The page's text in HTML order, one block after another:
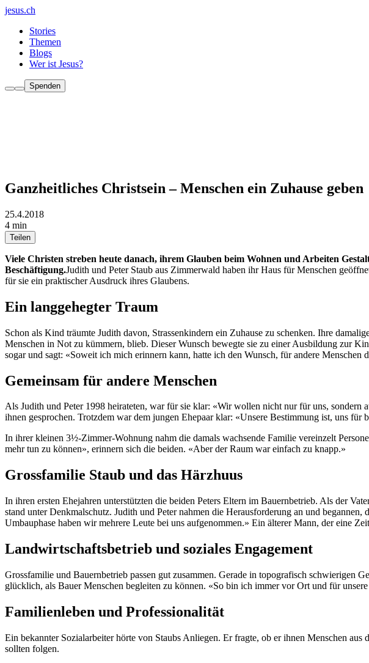
jesus.ch
Stories
Themen
Blogs
Wer ist Jesus?
Spenden
Ganzheitliches Christsein – Menschen ein Zuhause geben
25.4.2018
4 min
Teilen
Viele Christen streben heute danach, ihrem Glauben beim Wohnen und Arbeiten
Beschäftigung.Judith und Peter Staub aus Zimmerwald haben ihr Haus für Menschen
für sie ein praktischer Ausdruck ihres Glaubens.
Ein langgehegter Traum
Schon als Kind träumte Judith davon, Strassenkindern ein Zuhause zu schenken. Ihre
Menschen in Not zu kümmern, blieb. Dieser Wunsch bewegte sie zu einer Ausbildung zur
sogar und sagt: «Soweit ich mich erinnern kann, hatte ich den Wunsch, für andere Menschen
Gemeinsam für andere Menschen
Als Judith und Peter 1998 heirateten, war für sie klar: «Wir wollen nicht nur für uns, sondern
ihnen gesprochen. Trotzdem war dem jungen Ehepaar klar: «Unsere Bestimmung ist, uns für
In ihrer kleinen 3½-Zimmer-Wohnung nahm die damals wachsende Familie vereinzelt
mehr tun zu können», erinnern sich die beiden. «Aber der Raum war einfach zu knapp.»
Grossfamilie Staub und das Härzhuus
In ihren ersten Ehejahren unterstützten die beiden Peters Eltern im Bauernbetrieb. Als der
stand unter Denkmalschutz. Judith und Peter nahmen die Herausforderung an und
Umbauphase haben wir mehrere Leute bei uns aufgenommen.» Ein älterer Mann, der eine
Landwirtschaftsbetrieb und soziales Engagement
Grossfamilie und Bauernbetrieb passen gut zusammen. Gerade in topografisch schwierigen
glücklich, als Bauer Menschen begleiten zu können. «So bin ich immer vor Ort und für
Familienleben und Professionalität
Ein bekannter Sozialarbeiter hörte von Staubs Anliegen. Er fragte, ob er ihnen Menschen
sollten folgen.